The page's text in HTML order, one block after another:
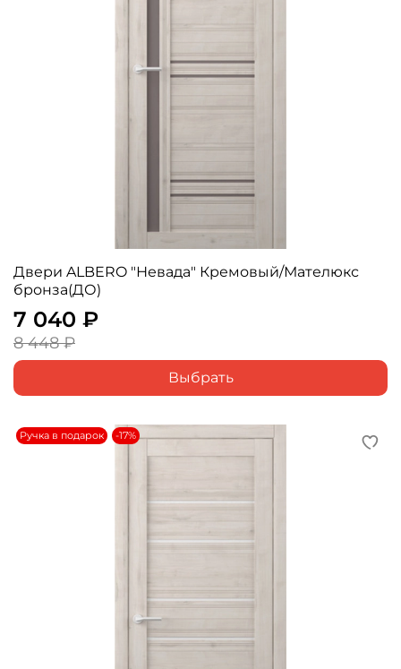
Двери ALBERO "Невада" Кремовый/Мателюкс
бронза(ДО)
7 040 ₽
8 448 ₽
Выбрать
Ручка в подарок -17%